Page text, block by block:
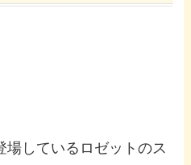
場しているロゼットのス